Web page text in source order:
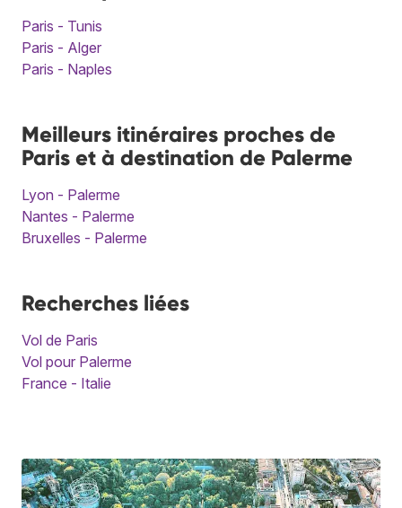
Paris - Tunis
Paris - Alger
Paris - Naples
Meilleurs itinéraires proches de
Paris et à destination de Palerme
Lyon - Palerme
Nantes - Palerme
Bruxelles - Palerme
Recherches liées
Vol de Paris
Vol pour Palerme
France - Italie